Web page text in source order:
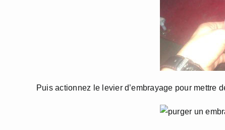
Puis actionnez le levier d’embrayage pour mettre